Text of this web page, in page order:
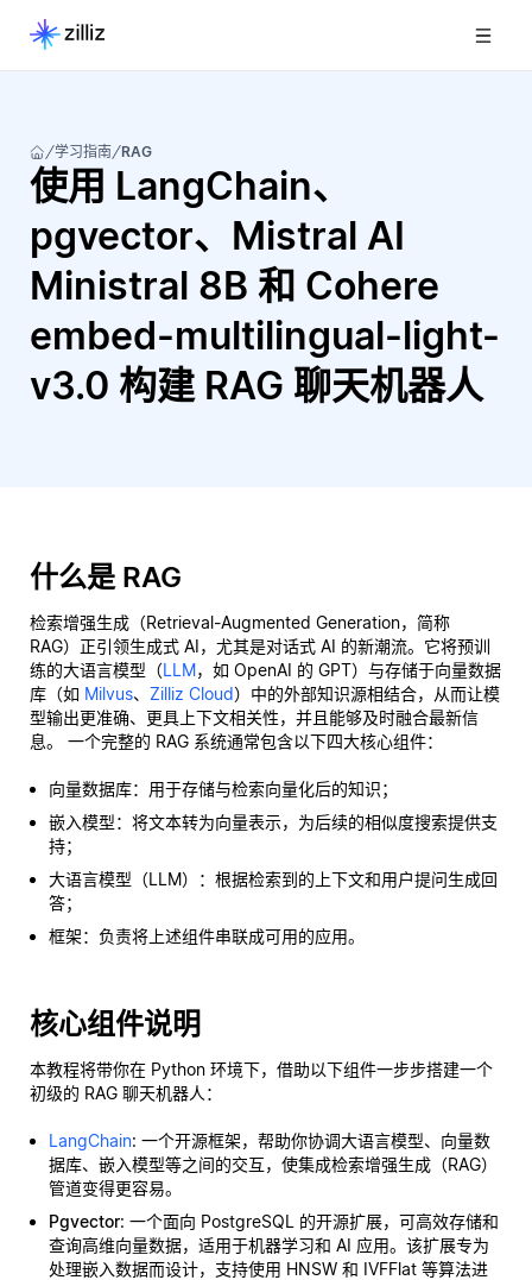
学习指南 RAG
使用 LangChain、
pgvector、Mistral AI
Ministral 8B 和 Cohere
embed-multilingual-light-
v3.0 构建 RAG 聊天机器人
什么是 RAG
检索增强生成（Retrieval-Augmented Generation，简称
RAG）正引领生成式 AI，尤其是对话式 AI 的新潮流。它将预训
练的大语言模型（LLM，如 OpenAI 的 GPT）与存储于向量数据
库（如 Milvus、 Zilliz Cloud）中的外部知识源相结合，从而让模
型输出更准确、更具上下文相关性，并且能够及时融合最新信
息。 一个完整的 RAG 系统通常包含以下四大核心组件：
向量数据库：用于存储与检索向量化后的知识；
嵌入模型：将文本转为向量表示，为后续的相似度搜索提供支
持；
大语言模型（LLM）：根据检索到的上下文和用户提问生成回
答；
框架：负责将上述组件串联成可用的应用。
核心组件说明
本教程将带你在 Python 环境下，借助以下组件一步步搭建一个
初级的 RAG 聊天机器人：
LangChain: 一个开源框架，帮助你协调大语言模型、向量数
据库、嵌入模型等之间的交互，使集成检索增强生成（RAG）
管道变得更容易。
Pgvector: 一个面向 PostgreSQL 的开源扩展，可高效存储和
查询高维向量数据，适用于机器学习和 AI 应用。该扩展专为
处理嵌入数据而设计，支持使用 HNSW 和 IVFFlat 等算法进